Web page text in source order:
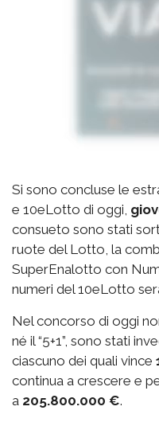
Si sono concluse le
e 10eLotto di oggi,
consueto sono stati
ruote del Lotto, la
SuperEnalotto con
numeri del 10eLotto
Nel concorso di oggi
né il “5+1”, sono stati
ciascuno dei quali vince
continua a crescere e
a 205.800.000 €.